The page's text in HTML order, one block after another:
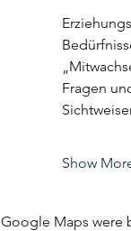
Fragen
Show
Google Maps were